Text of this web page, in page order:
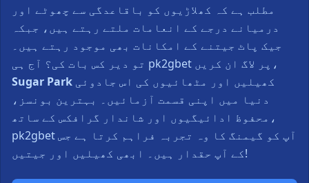
مطلب ہے کہ کھلاڑیوں کو باقاعدگی سے چھوٹے اور
درمیانے درجے کے انعامات ملتے رہتے ہیں، جبکہ
جیک پاٹ جیتنے کے امکانات بھی موجود رہتے ہیں۔
تو دیر کس بات کی؟ آج ہی pk2gbet پر لاگ ان کریں،
Sugar Park
دنیا میں اپنی قسمت آزمائیں۔ بہترین بونسز،
محفوظ ادائیگیوں اور شاندار گرافکس کے ساتھ،
pk2gbet آپ کو گیمنگ کا وہ تجربہ فراہم کرتا ہے جس
کے آپ حقدار ہیں۔ ابھی کھیلیں اور جیتیں!